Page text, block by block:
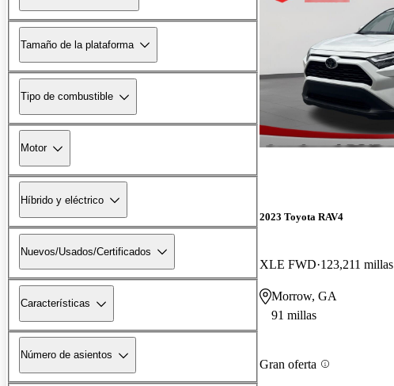
Tamaño de la plataforma
Tipo de combustible
Motor
Híbrido y eléctrico
Nuevos/Usados/Certificados
Características
Número de asientos
2023 Toyota RAV4
XLE FWD 123,211 millas
Morrow, GA
91 millas
Gran oferta